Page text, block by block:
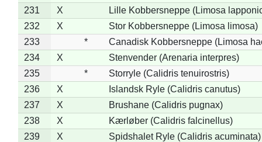
231 X
Lille Kobbersneppe (Limosa
232
X
Stor Kobbersneppe (Limosa limosa)
233
*
Canadisk Kobbersneppe (Limosa
234
X
Stenvender (Arenaria interpres)
235
*
Storryle (Calidris tenuirostris)
236
X
Islandsk Ryle (Calidris canutus)
237
X
Brushane (Calidris pugnax)
238
X
Kærløber (Calidris falcinellus)
239
X
Spidshalet Ryle (Calidris acuminata)